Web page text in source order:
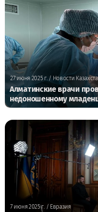
27 июня 2025 г./ Новости
Алматинские врачи
недоношенному
7 июня 2025 г. / Евразия